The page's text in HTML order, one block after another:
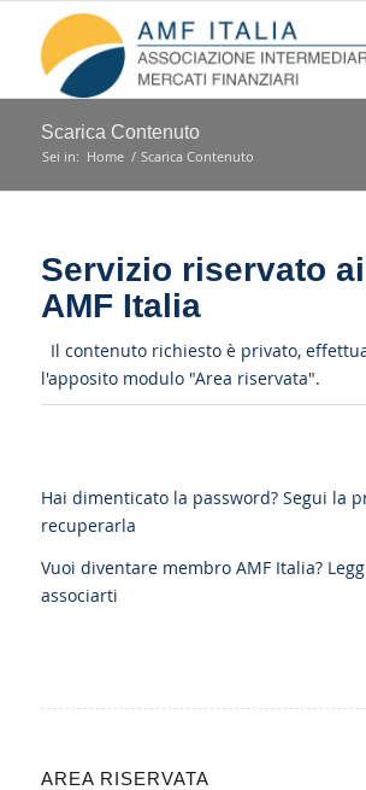
Scarica Contenuto
Sei in: Home / Scarica Contenuto
Servizio riservato
AMF Italia
Il contenuto richiesto è privato,
l'apposito modulo "Area riservata".
Hai dimenticato la password? Segui la
recuperarla
Vuoi diventare membro AMF Italia?
associarti
AREA RISERVATA